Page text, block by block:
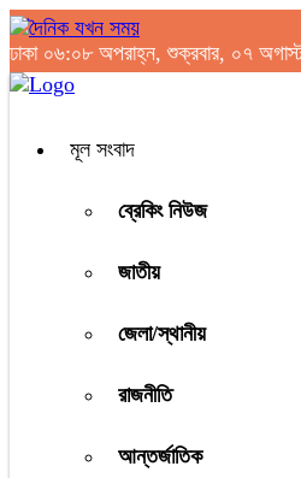
ঢাকা ০৬:০৮ অপরাহ্ন, শুক্রবার, ০৭
মূল সংবাদ
ব্রেকিং নিউজ
জাতীয়
জেলা/স্থানীয়
রাজনীতি
আন্তর্জাতিক